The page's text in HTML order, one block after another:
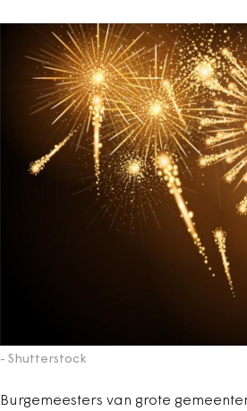
- Shutterstock
Burgemeesters van grote